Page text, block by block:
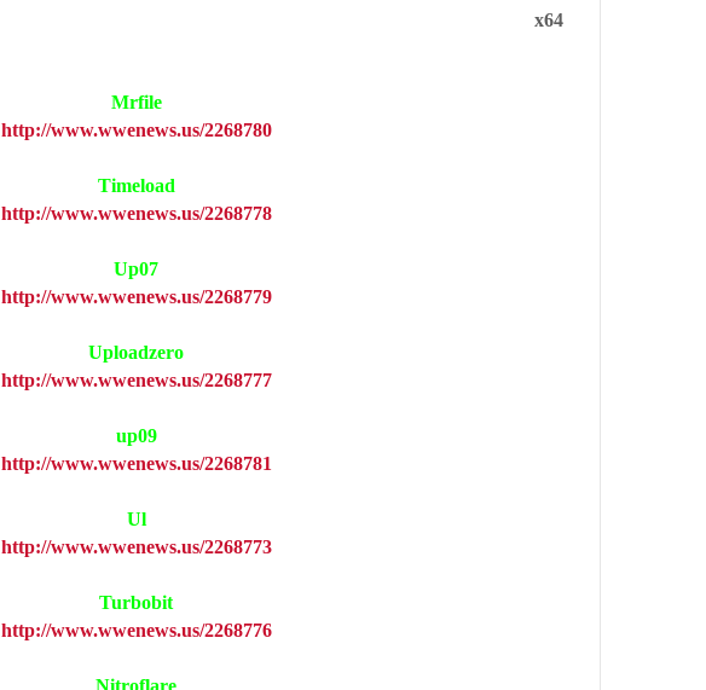
x64
Mrfile
http://www.wwenews.us/2268780
Timeload
http://www.wwenews.us/2268778
Up07
http://www.wwenews.us/2268779
Uploadzero
http://www.wwenews.us/2268777
up09
http://www.wwenews.us/2268781
Ul
http://www.wwenews.us/2268773
Turbobit
http://www.wwenews.us/2268776
Nitroflare